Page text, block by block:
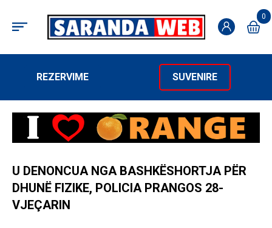
0
REZERVIME SUVENIRE
U DENONCUA NGA BASHKËSHORTJA PËR
DHUNË FIZIKE, POLICIA PRANGOS 28-
VJEÇARIN